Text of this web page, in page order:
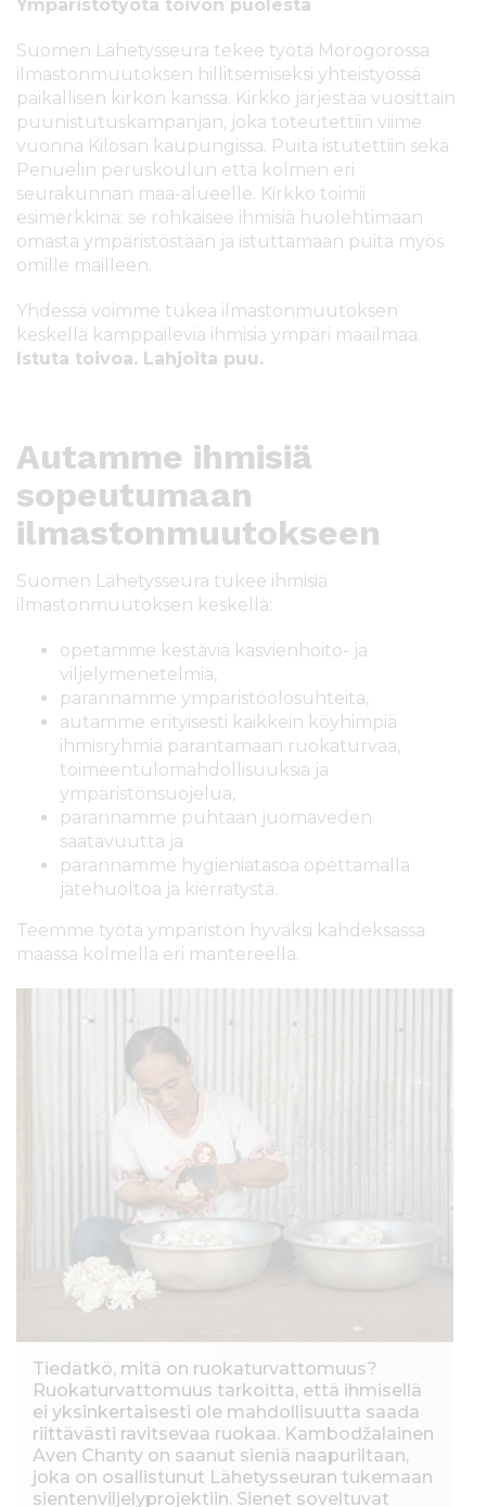
Ympäristötyötä toivon puolesta
Suomen Lähetysseura tekee työtä Morogorossa
ilmastonmuutoksen hillitsemiseksi yhteistyössä
paikallisen kirkon kanssa. Kirkko järjestää vuosittain
puunistutuskampanjan, joka toteutettiin viime
vuonna Kilosan kaupungissa. Puita istutettiin sekä
Penuelin peruskoulun että kolmen eri
seurakunnan maa-alueelle. Kirkko toimii
esimerkkinä: se rohkaisee ihmisiä huolehtimaan
omasta ympäristöstään ja istuttamaan puita myös
omille mailleen.
Yhdessä voimme tukea ilmastonmuutoksen
keskellä kamppailevia ihmisiä ympäri maailmaa.
Istuta toivoa. Lahjoita puu.
Autamme ihmisiä
sopeutumaan
ilmastonmuutokseen
Suomen Lähetysseura tukee ihmisiä
ilmastonmuutoksen keskellä:
opetamme kestäviä kasvienhoito- ja
viljelymenetelmiä,
parannamme ympäristöolosuhteita,
autamme erityisesti kaikkein köyhimpiä
ihmisryhmiä parantamaan ruokaturvaa,
toimeentulomahdollisuuksia ja
ympäristönsuojelua,
parannamme puhtaan juomaveden
saatavuutta ja
parannamme hygieniatasoa opettamalla
jätehuoltoa ja kierrätystä.
Teemme työtä ympäristön hyväksi kahdeksassa
maassa kolmella eri mantereella.
Tiedätkö, mitä on ruokaturvattomuus?
Ruokaturvattomuus tarkoitta, että ihmisellä
ei yksinkertaisesti ole mahdollisuutta saada
riittävästi ravitsevaa ruokaa. Kambodžalainen
Aven Chanty on saanut sieniä naapuriltaan,
joka on osallistunut Lähetysseuran tukemaan
sientenviljelyprojektiin. Sienet soveltuvat